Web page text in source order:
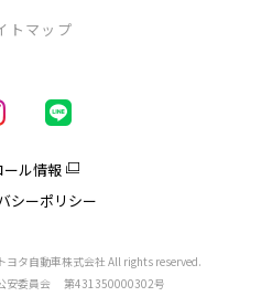
トマップ
ール情報
シーポリシー
タ自動車株式会社 All rights reserved.
安委員会 第431350000302号